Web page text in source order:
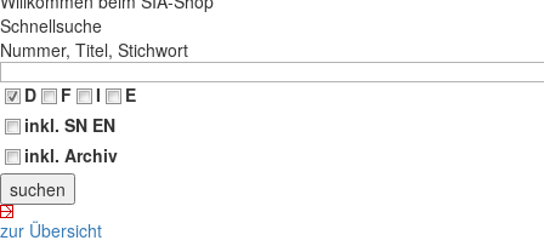
Schnellsuche
Nummer, Titel, Stichwort
D
F I
E
inkl. SN EN
inkl. Archiv
zur Übersicht